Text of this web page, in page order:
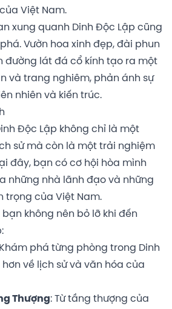
Việt Nam.
xung quanh Dinh Độc Lập cũng
Vườn hoa xinh đẹp, đài phun
đường lát đá cổ kính tạo ra một
và trang nghiêm, phản ánh sự
nhiên và kiến trúc.
Độc Lập không chỉ là một
sử mà còn là một trải nghiệm
đây, bạn có cơ hội hòa mình
những nhà lãnh đạo và những
trọng của Việt Nam.
không nên bỏ lỡ khi đến
phá từng phòng trong Dinh
về lịch sử và văn hóa của
Thượng: Từ tầng thượng của